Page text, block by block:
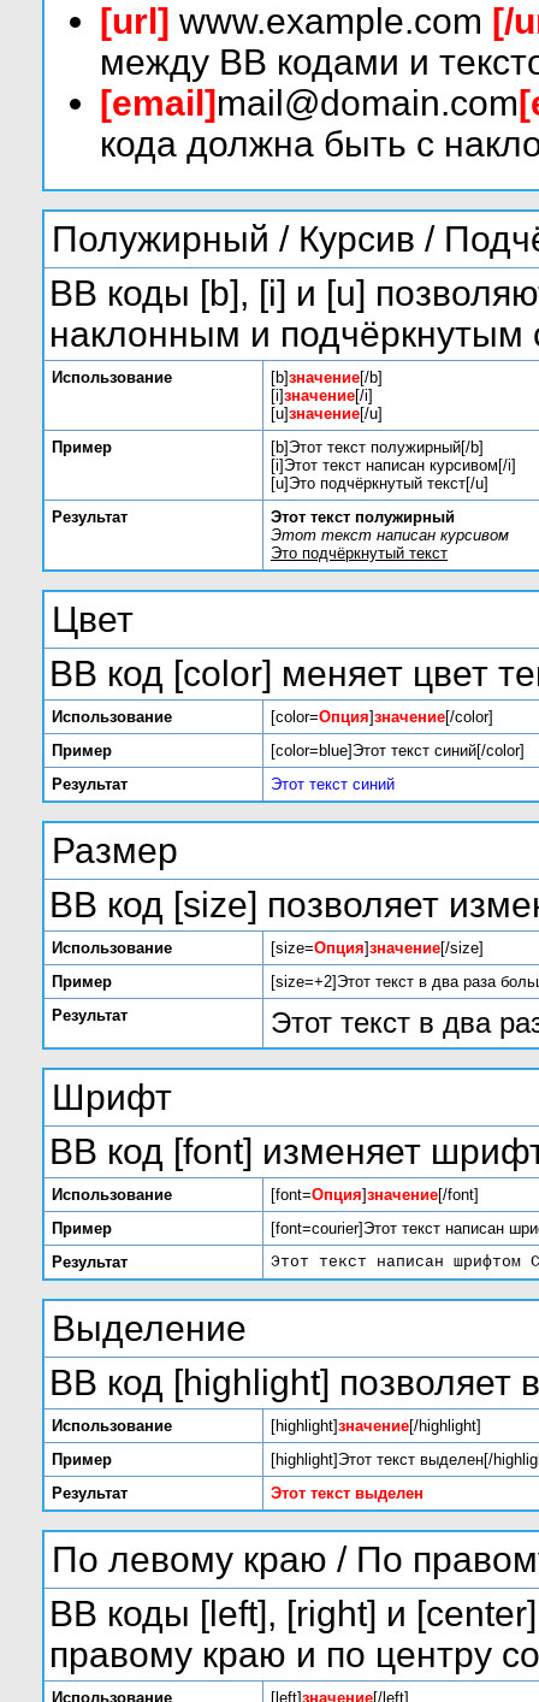
[url] www.example.com [/
между BB кодами и
[email] mail@domain.com
кода должна быть с
Полужирный / Курсив /
BB коды [b], [i] и [u]
наклонным и подчёркнутым
Использование [b]значение[/b]
[i]значение[/i]
[u]значение[/u]
Пример
[b]Этот текст полужирный[/b]
[i]Этот текст написан курсивом[/i]
[u]Это подчёркнутый текст[/u]
Результат
Этот текст полужирный
Этот текст написан курсивом
Это подчёркнутый текст
Цвет
BB код [color] меняет цвет
Использование [color=Опция]значение[/color]
Пример
[color=blue]Этот текст синий[/color]
Результат
Этот текст синий
Размер
BB код [size] позволяет
Использование [size=Опция]значение[/size]
Пример
[size=+2]Этот текст в два раза
Результат
Этот текст в два
Шрифт
BB код [font] изменяет
Использование [font=Опция]значение[/font]
Пример
[font=courier]Этот текст написан
Результат
Этот текст написан шрифтом
Выделение
BB код [highlight] позволяет
Использование [highlight]значение[/highlight]
Пример
[highlight]Этот текст выделен[/
Результат
Этот текст выделен
По левому краю / По
BB коды [left], [right] и
правому краю и по центру
Использование [left]значение[/left]